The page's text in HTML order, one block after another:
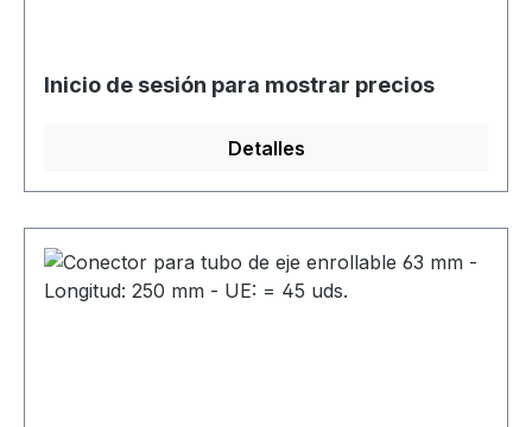
Inicio de sesión para mostrar precios
Detalles